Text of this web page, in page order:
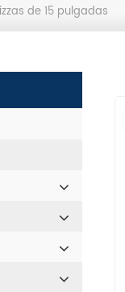
de 15 pulgadas